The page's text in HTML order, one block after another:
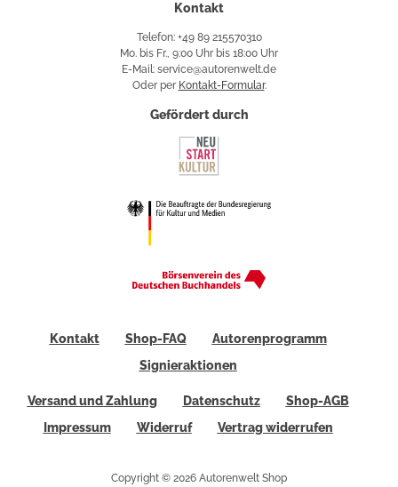
Kontakt
Telefon: +49 89 215570310
Mo. bis Fr., 9:00 Uhr bis 18:00 Uhr
E-Mail: service@autorenwelt.de
Oder per Kontakt-Formular.
Gefördert durch
Kontakt Shop-FAQ
Autorenprogramm
Signieraktionen
Versand und Zahlung Datenschutz
Shop-AGB
Impressum
Widerruf Vertrag widerrufen
Copyright © 2026 Autorenwelt Shop